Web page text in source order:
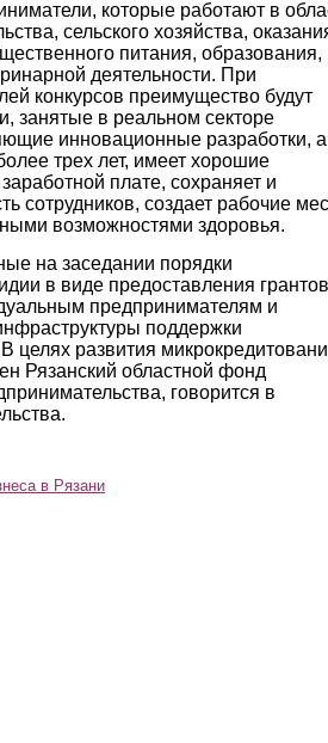
которые работают в
сельского хозяйства,
питания, образования,
деятельности. При
конкурсов преимущество будут
занятые в реальном секторе
инновационные разработки, а
трех лет, имеет хорошие
плате, сохраняет и
сотрудников, создает рабочие
возможностями здоровья.
на заседании порядки
в виде предоставления грантов
предпринимателям и
поддержки
целях развития
Рязанский областной фонд
говорится в
в Рязани